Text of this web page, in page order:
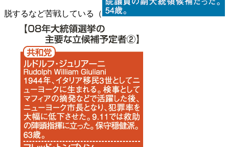
脱するなど苦戦している（